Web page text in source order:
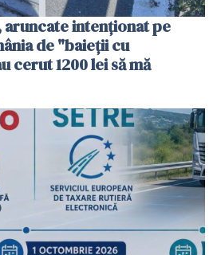
intenționat pe
de "baieții cu
cerut 1200 lei să mă